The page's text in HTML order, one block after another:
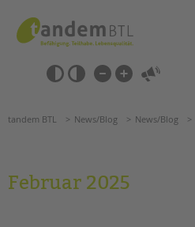
springen
Barrierefrei-
Einstellungen
überspringen
überspringen
tandem BTL News/Blog News/Blog
Februar 2025